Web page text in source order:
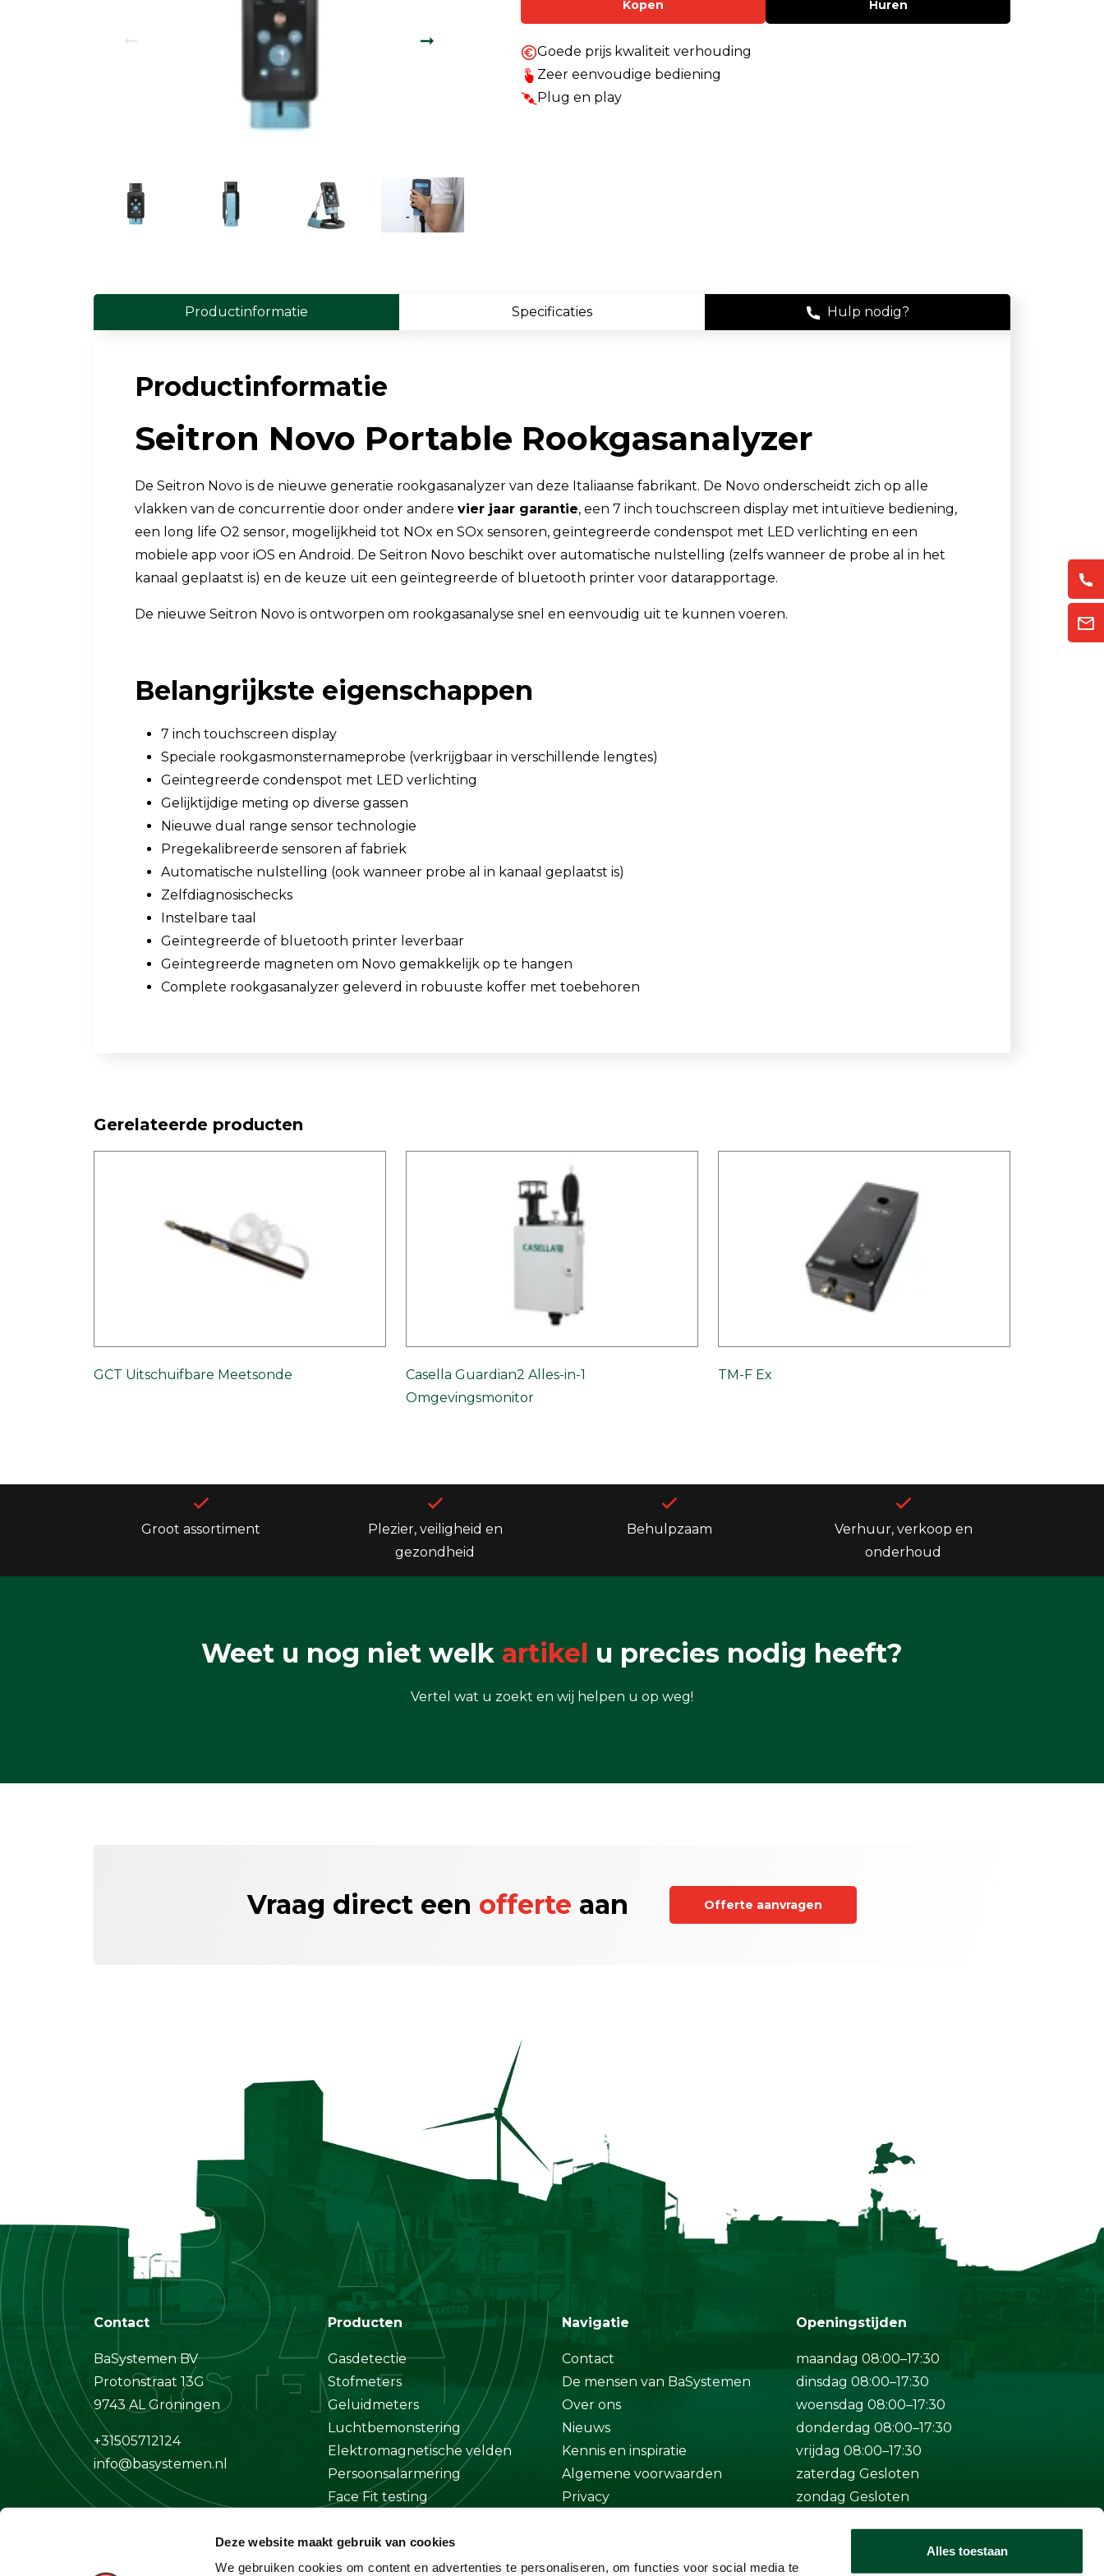
Deze website maakt gebruik van cookies
We gebruiken cookies om content en advertenties te personaliseren, om functies voor social media te
Alles toestaan
Persoonlijke EMV-meters
Geluidsmeters
Geluidsdosismeters
Akoestische camera's
Luchtkwaliteit
Luchtkwaliteitsmonitoren
Meervoudige gasdetectie
Verplaatsbare gasdetectie
Vast opgestelde gasdetectie
Speciale gasdetectie
Binnenklimaatmeter
Stof
Flowkalibratie
Filter- en buishouders
Huren
Kopen
Goede prijs kwaliteit verhouding
Zeer eenvoudige bediening
Plug en play
Productinformatie Specificaties Hulp nodig?
Productinformatie
Seitron Novo Portable Rookgasanalyzer
De Seitron Novo is de nieuwe generatie rookgasanalyzer van deze Italiaanse fabrikant. De Novo onderscheidt zich op alle
vlakken van de concurrentie door onder andere vier jaar garantie, een 7 inch touchscreen display met intuïtieve bediening,
een long life O2 sensor, mogelijkheid tot NOx en SOx sensoren, geïntegreerde condenspot met LED verlichting en een
mobiele app voor iOS en Android. De Seitron Novo beschikt over automatische nulstelling (zelfs wanneer de probe al in het
kanaal geplaatst is) en de keuze uit een geïntegreerde of bluetooth printer voor datarapportage.
De nieuwe Seitron Novo is ontworpen om rookgasanalyse snel en eenvoudig uit te kunnen voeren.
Belangrijkste eigenschappen
7 inch touchscreen display
Speciale rookgasmonsternameprobe (verkrijgbaar in verschillende lengtes)
Geintegreerde condenspot met LED verlichting
Gelijktijdige meting op diverse gassen
Nieuwe dual range sensor technologie
Pregekalibreerde sensoren af fabriek
Automatische nulstelling (ook wanneer probe al in kanaal geplaatst is)
Zelfdiagnosischecks
Instelbare taal
Geïntegreerde of bluetooth printer leverbaar
Geïntegreerde magneten om Novo gemakkelijk op te hangen
Complete rookgasanalyzer geleverd in robuuste koffer met toebehoren
Gerelateerde producten
GCT Uitschuifbare Meetsonde
Casella Guardian2 Alles-in-1
Omgevingsmonitor
TM-F Ex
Groot assortiment
Plezier, veiligheid en
gezondheid
Behulpzaam
Verhuur, verkoop en
onderhoud
Weet u nog niet welk artikel u precies nodig heeft?
Vertel wat u zoekt en wij helpen u op weg!
Vraag direct een offerte aan Offerte aanvragen
Contact
BaSystemen BV
Protonstraat 13G
9743 AL Groningen
+31505712124
info@basystemen.nl
Producten
Gasdetectie
Stofmeters
Geluidmeters
Luchtbemonstering
Elektromagnetische velden
Persoonsalarmering
Face Fit testing
Overige
Navigatie
Contact
De mensen van BaSystemen
Over ons
Nieuws
Kennis en inspiratie
Algemene voorwaarden
Privacy
Openingstijden
maandag 08:00–17:30
dinsdag 08:00–17:30
woensdag 08:00–17:30
donderdag 08:00–17:30
vrijdag 08:00–17:30
zaterdag Gesloten
zondag Gesloten
Bij spoed ook buiten
openingstijden bereikbaar op